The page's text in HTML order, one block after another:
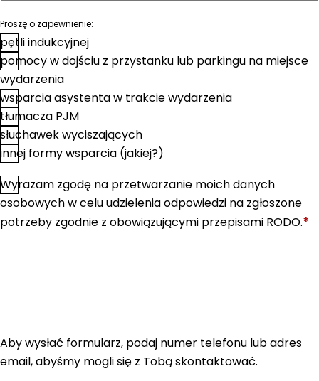
Proszę o zapewnienie:
pętli indukcyjnej
pomocy w dojściu z przystanku lub parkingu na miejsce
wydarzenia
wsparcia asystenta w trakcie wydarzenia
tłumacza PJM
słuchawek wyciszających
innej formy wsparcia (jakiej?)
Zgoda*
Wyrażam zgodę na przetwarzanie moich danych
osobowych w celu udzielenia odpowiedzi na zgłoszone
potrzeby zgodnie z obowiązującymi przepisami RODO.*
Aby wysłać formularz, podaj numer telefonu lub adres
email, abyśmy mogli się z Tobą skontaktować.